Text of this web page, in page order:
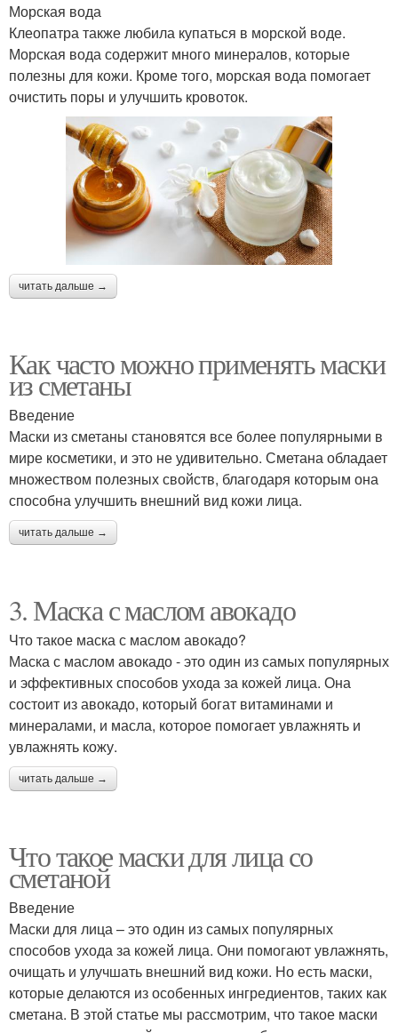
Морская вода
Клеопатра также любила купаться в морской воде.
Морская вода содержит много минералов, которые
полезны для кожи. Кроме того, морская вода помогает
очистить поры и улучшить кровоток.
читать дальше →
Как часто можно применять маски
из сметаны
Введение
Маски из сметаны становятся все более популярными в
мире косметики, и это не удивительно. Сметана обладает
множеством полезных свойств, благодаря которым она
способна улучшить внешний вид кожи лица.
читать дальше →
3. Маска с маслом авокадо
Что такое маска с маслом авокадо?
Маска с маслом авокадо - это один из самых популярных
и эффективных способов ухода за кожей лица. Она
состоит из авокадо, который богат витаминами и
минералами, и масла, которое помогает увлажнять и
увлажнять кожу.
читать дальше →
Что такое маски для лица со
сметаной
Введение
Маски для лица – это один из самых популярных
способов ухода за кожей лица. Они помогают увлажнять,
очищать и улучшать внешний вид кожи. Но есть маски,
которые делаются из особенных ингредиентов, таких как
сметана. В этой статье мы рассмотрим, что такое маски